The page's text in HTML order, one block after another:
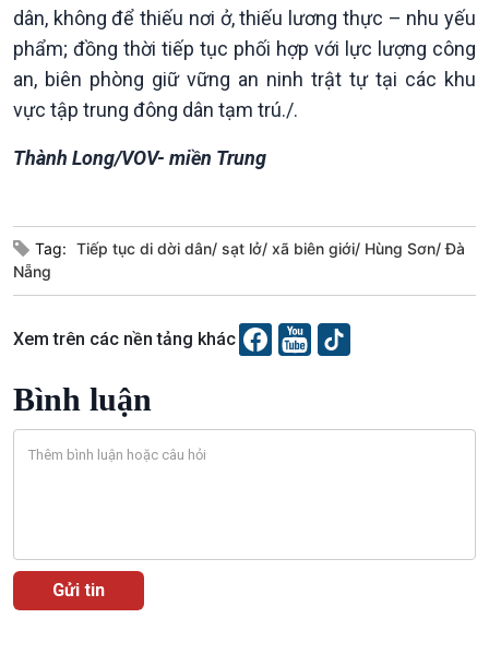
Chuyển đổi Xanh
Tài nguyên và Môi trường
Chuyên gia của bạn
Xã hội chuyển động
Bước chân đến trường
Sống chung với biến đổi
khí hậu
Tin Văn hoá & Du lịch
Câu chuyện Thể thao
Multimedia
Ảnh
E-Magazine
dân, không để thiếu nơi ở, thiếu lương thực – nhu yếu
phẩm; đồng thời tiếp tục phối hợp với lực lượng công
an, biên phòng giữ vững an ninh trật tự tại các khu
vực tập trung đông dân tạm trú./.
Thành Long/VOV- miền Trung
Tag: Tiếp tục di dời dân/ sạt lở/ xã biên giới/ Hùng Sơn/ Đà
Nẵng
Xem trên các nền tảng khác
Bình luận